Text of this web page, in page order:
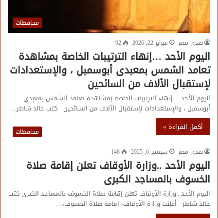
محافظات
صدى مصر
فبراير 22, 2026 92
اليوم الأحد …إنهاء الترتيبات الخاصة بمشاهدة
تعامد الشمس بمعبدى أبوسمبل ، والإستعدادات
لإستقبال الألاف من السائحين
اليوم الأحد …إنهاء الترتيبات الخاصة بمشاهدة تعامد الشمس بمعبدى
أبوسمبل ، والإستعدادات لإستقبال الألاف من السائحين كتب خالد شاطر…
أكمل القراءة »
محافظات
صدى مصر
سبتمبر 6, 2025 148
اليوم الأحد ..وزارة الأوقاف تعلن إقامة صلاة
الخسوف بالمساجد الكبرى
اليوم الأحد ..وزارة الأوقاف تعلن إقامة صلاة الخسوف بالمساجد الكبرى كتب
خالد شاطر أعلنت وزارة الأوقاف، إقامة صلاة الخسوف،…